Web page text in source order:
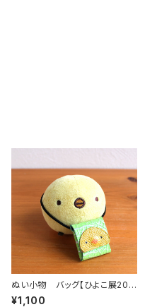
ぬい小物 バッグ【ひよこ展202
6コラボ作品 まげつぶ村さん】
¥1,100